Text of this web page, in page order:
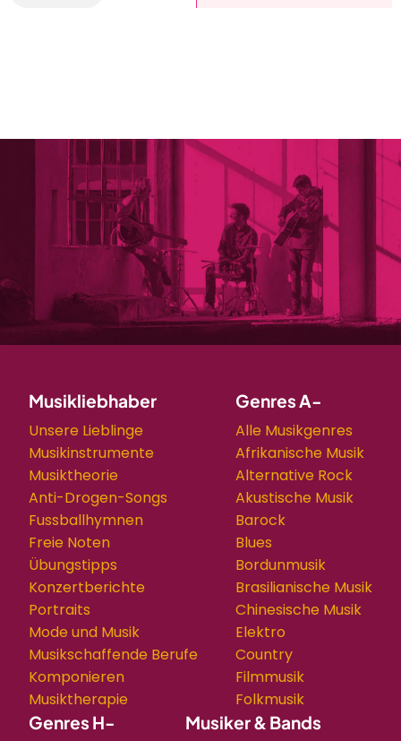
Musikliebhaber
Unsere Lieblinge
Musikinstrumente
Musiktheorie
Anti-Drogen-Songs
Fussballhymnen
Freie Noten
Übungstipps
Konzertberichte
Portraits
Mode und Musik
Musikschaffende Berufe
Komponieren
Musiktherapie
Genres A-
Alle Musikgenres
Afrikanische Musik
Alternative Rock
Akustische Musik
Barock
Blues
Bordunmusik
Brasilianische Musik
Chinesische Musik
Elektro
Country
Filmmusik
Folkmusik
Genres H- Musiker & Bands